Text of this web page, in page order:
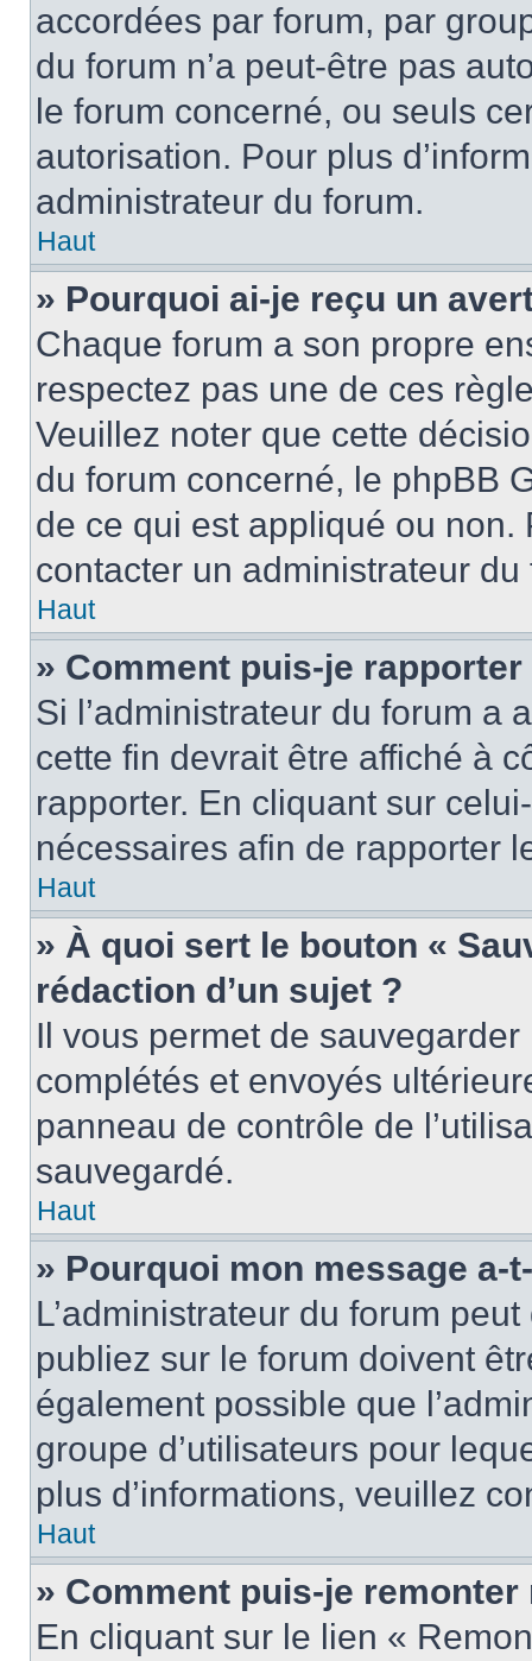
accordées par forum, par
du forum n’a peut-être pas
le forum concerné, ou seuls
autorisation. Pour plus
administrateur du forum.
Haut
» Pourquoi ai-je reçu un
Chaque forum a son propre
respectez pas une de ces
Veuillez noter que cette
du forum concerné, le phpBB
de ce qui est appliqué ou non.
contacter un administrateur du
Haut
» Comment puis-je
Si l’administrateur du forum a
cette fin devrait être affiché à
rapporter. En cliquant sur
nécessaires afin de rapporter
Haut
» À quoi sert le bouton «
rédaction d’un sujet ?
Il vous permet de
complétés et envoyés
panneau de contrôle de
sauvegardé.
Haut
» Pourquoi mon message a-
L’administrateur du forum
publiez sur le forum doivent
également possible que
groupe d’utilisateurs pour
plus d’informations, veuillez
Haut
» Comment puis-je
En cliquant sur le lien «